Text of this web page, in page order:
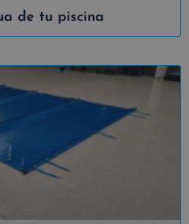
de tu piscina